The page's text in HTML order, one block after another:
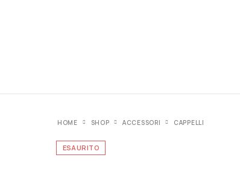
HOME SHOP ACCESSORI CAPPELLI
ESAURITO